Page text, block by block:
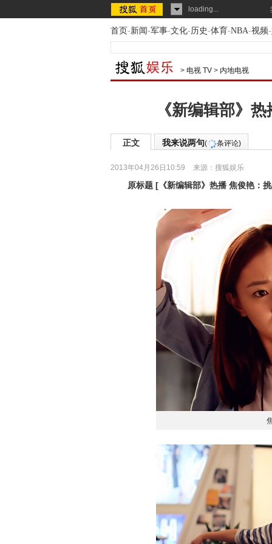
loading...
首页-新闻-军事-文化-历史-体育-NBA-视频-
> 电视 TV > 内地电视
《新编辑部》
正文 我来说两句( 条评论)
2013年04月26日10:59 来源： 搜狐娱乐
原标题 [ 《新编辑部》热播 焦俊艳：